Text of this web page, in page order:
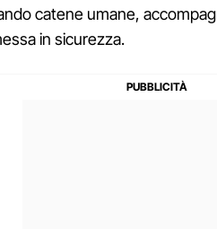
catene umane,
in sicurezza.